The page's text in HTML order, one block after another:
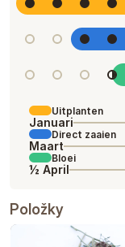
Uitplanten
Januari
Direct zaaien
Maart
Bloei
½ April
Položky